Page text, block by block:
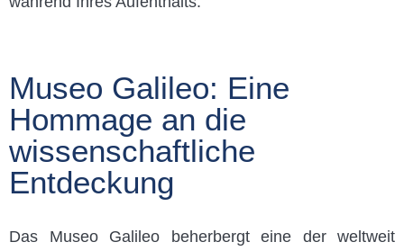
Museo Galileo: Eine
Hommage an die
wissenschaftliche
Entdeckung
Das Museo Galileo beherbergt eine der weltweit